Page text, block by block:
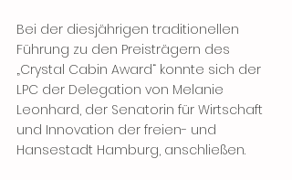
Bei der diesjährigen traditionellen
Führung zu den Preisträgern des
„Crystal Cabin Award“ konnte sich der
LPC der Delegation von Melanie
Leonhard, der Senatorin für Wirtschaft
und Innovation der freien- und
Hansestadt Hamburg, anschließen.